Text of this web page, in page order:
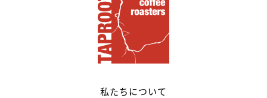
私たちについて